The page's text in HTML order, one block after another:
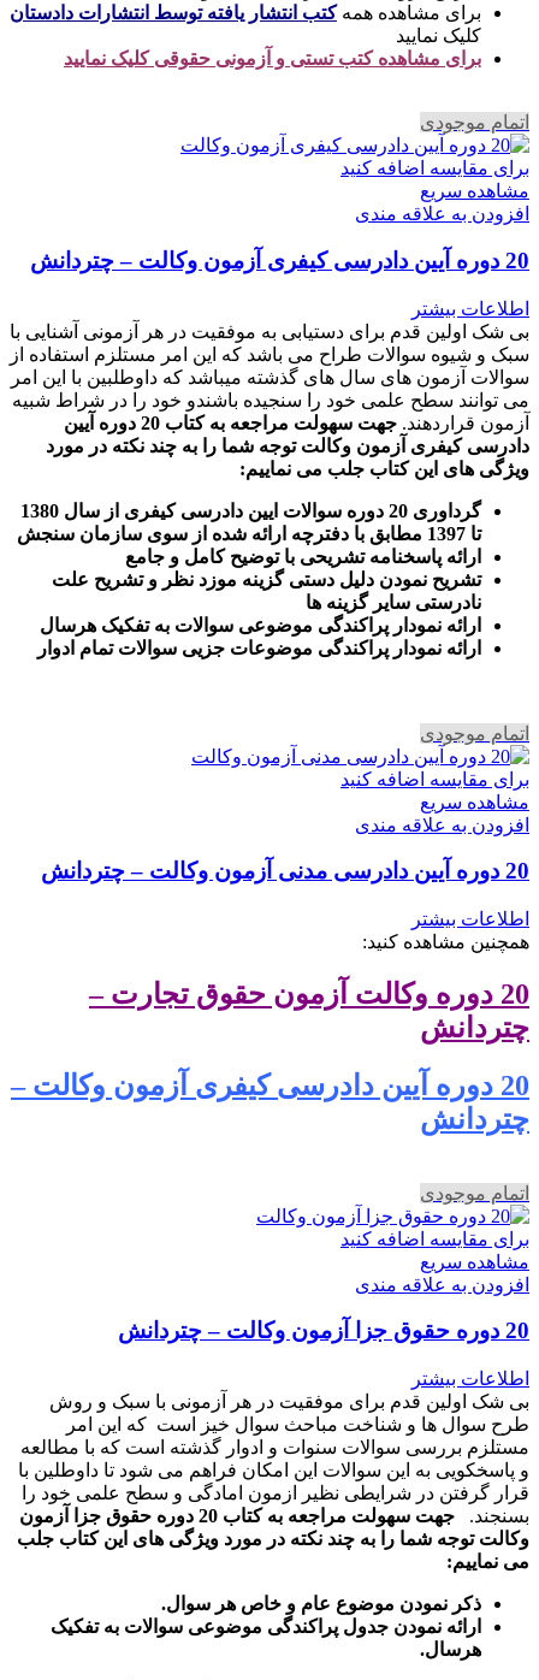
برای مشاهده همهکتب انتشار یافته توسط انتشارات دادستان
کلیک نمایید
برای مشاهده کتب تستی و آزمونی حقوقی کلیک نمایید
اتمام موجودی
برای مقایسه اضافه کنید
مشاهده سریع
افزودن به علاقه مندی
20 دوره آیین دادرسی کیفری آزمون وکالت – چتردانش
اطلاعات بیشتر
بی شک اولین قدم برای دستیابی به موفقیت در هر آزمونی آشنایی با
سبک و شیوه سوالات طراح می باشد که این امر مستلزم استفاده از
سوالات آزمون های سال های گذشته میباشد که داوطلبین با این امر
می توانند سطح علمی خود را سنجیده باشندو خود را در شراط شبیه
آزمون قراردهند.
جهت سهولت مراجعه به کتاب 20 دوره آیین
دادرسی کیفری آزمون وکالت توجه شما را به چند نکته در مورد
ویژگی های این کتاب جلب می نماییم:
گرداوری 20 دوره سوالات ایین دادرسی کیفری از سال 1380
تا 1397 مطابق با دفترچه ارائه شده از سوی سازمان سنجش
ارائه پاسخنامه تشریحی با توضیح کامل و جامع
تشریح نمودن دلیل دستی گزینه موزد نظر و تشریح علت
نادرستی سایر گزینه ها
ارائه نمودار پراکندگی موضوعی سوالات به تفکیک هرسال
رائه نمودار پراکندگی موضوعات جزیی سوالات تمام ادوار
اتمام موجودی
برای مقایسه اضافه کنید
مشاهده سریع
افزودن به علاقه مندی
20 دوره آیین دادرسی مدنی آزمون وکالت – چتردانش
اطلاعات بیشتر
همچنین مشاهده کنید:
20 دوره وکالت آزمون حقوق تجارت –
چتردانش
20 دوره آیین دادرسی کیفری آزمون وکالت –
چتردانش
اتمام موجودی
برای مقایسه اضافه کنید
مشاهده سریع
افزودن به علاقه مندی
20 دوره حقوق جزا آزمون وکالت – چتردانش
اطلاعات بیشتر
بی شک اولین قدم برای موفقیت در هر آزمونی با سبک و روش
طرح سوال ها و شناخت مباحث سوال خیز است که این امر
مستلزم بررسی سوالات سنوات و ادوار گذشته است که با مطالعه
و پاسخکویی به این سوالات این امکان فراهم می شود تا داوطلین با
قرار گرفتن در شرایطی نظیر ازمون امادگی و سطح علمی خود را
بسنجند.
جهت سهولت مراجعه به کتاب 20 دوره حقوق جزا آزمون
وکالت توجه شما را به چند نکته در مورد ویژگی های این کتاب جلب
می نماییم:
ذکر نمودن موضوع عام و خاص هر سوال.
ارائه نمودن جدول پراکندگی موضوعی سوالات به تفکیک
هرسال.